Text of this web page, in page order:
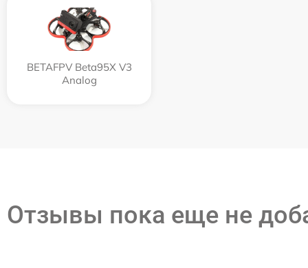
BETAFPV Beta95X V3
Analog
Отзывы пока еще не